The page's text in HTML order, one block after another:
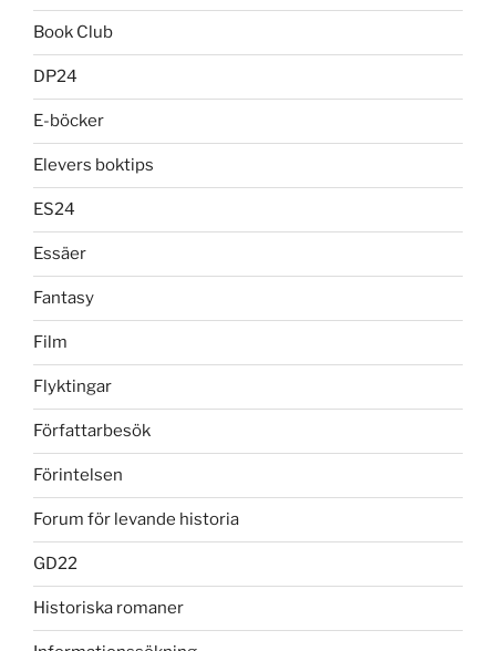
Book Club
DP24
E-böcker
Elevers boktips
ES24
Essäer
Fantasy
Film
Flyktingar
Författarbesök
Förintelsen
Forum för levande historia
GD22
Historiska romaner